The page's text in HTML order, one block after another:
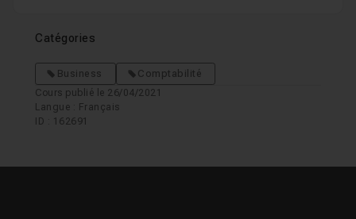
Catégories
Business
Comptabilité
Cours publié le 26/04/2021
Langue : Français
ID : 162691